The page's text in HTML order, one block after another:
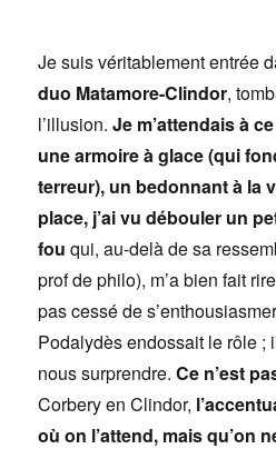
Je suis véritablement entrée
duo Matamore-Clindor,
l’illusion.Je m’attendais à
une armoire à glace (qui
terreur), un bedonnant à la
place, j’ai vu débouler un
fou qui, au-delà de sa
prof de philo), m’a bien fait
pas cessé de
Podalydès endossait le rôle ;
nous surprendre.Ce n’est
Corbery en Clindor,
où on l’attend, mais qu’on